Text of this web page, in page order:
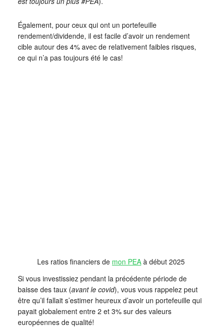
Également, pour ceux qui ont un portefeuille
rendement/dividende, il est facile d’avoir un rendement
cible autour des 4% avec de relativement faibles risques,
ce qui n’a pas toujours été le cas!
Les ratios financiers de mon PEAà début 2025
Si vous investissiez pendant la précédente période de
baisse des taux (avant le covid), vous vous rappelez peut
être qu’il fallait s’estimer heureux d’avoir un portefeuille qui
payait globalement entre 2 et 3% sur des valeurs
européennes de qualité!